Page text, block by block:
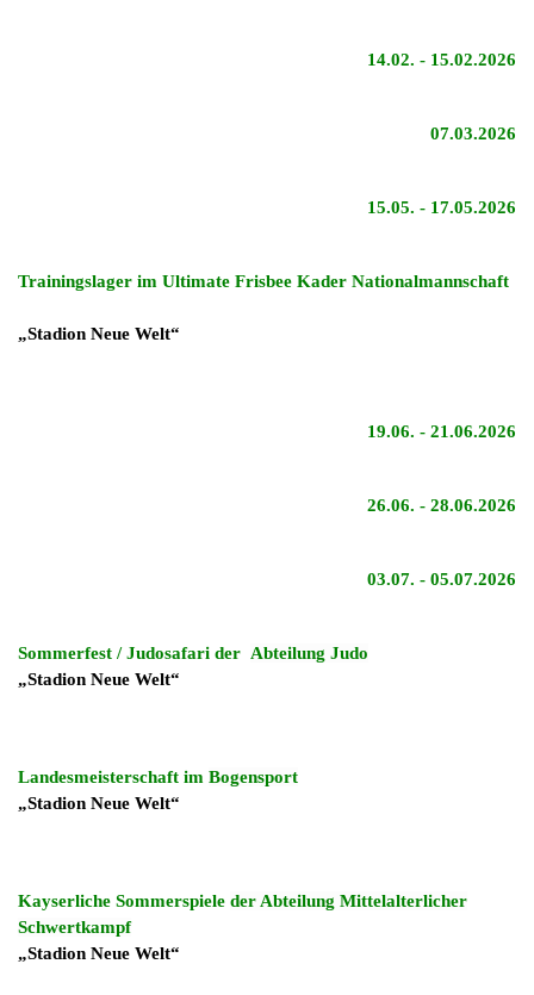
14.02. - 15.02.2026
07.03.2026
15.05. - 17.05.2026
Trainingslager im Ultimate Frisbee Kader Nationalmannschaft
„Stadion Neue Welt“
19.06. - 21.06.2026
26.06. - 28.06.2026
03.07. - 05.07.2026
Sommerfest / Judosafari der Abteilung Judo
„Stadion Neue Welt“
Landesmeisterschaft im Bogensport
„Stadion Neue Welt“
Kayserliche Sommerspiele der Abteilung Mittelalterlicher
Schwertkampf
„Stadion Neue Welt“